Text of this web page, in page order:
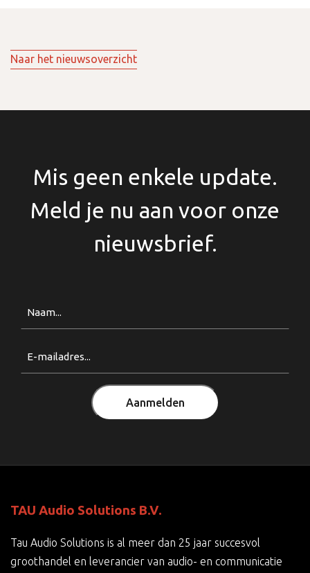
Naar het nieuwsoverzicht
Mis geen enkele update.
Meld je nu aan voor onze
nieuwsbrief.
Aanmelden
TAU Audio Solutions B.V.
Tau Audio Solutions is al meer dan 25 jaar succesvol
groothandel en leverancier van audio- en communicatie